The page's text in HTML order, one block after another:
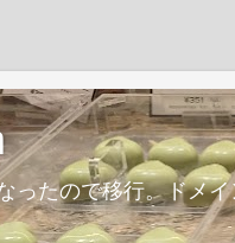
ったので移行。ドメ